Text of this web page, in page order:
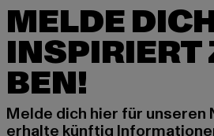
MELDE
INSPIRIERT
BEN!
Melde dich hier für unseren
erhalte künftig